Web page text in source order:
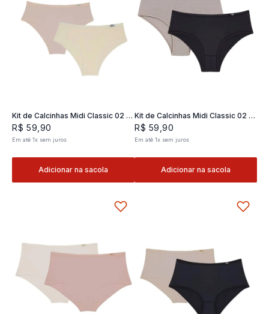
Kit de Calcinhas Midi Classic 02 -
2 und
R$ 59 90
Em até1x sem juros
Adicionar na sacola
Kit de Calcinhas Midi Classic 02 -
2 und
R$ 59 ,90
Em até 1x sem juros
Adicionar na sacola